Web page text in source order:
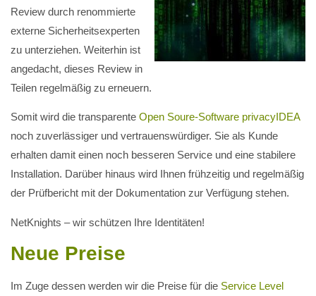
Review durch renommierte
externe Sicherheitsexperten
zu unterziehen. Weiterhin ist
angedacht, dieses Review in
Teilen regelmäßig zu erneuern.
Somit wird die transparente Open Soure-Software privacyIDEA
noch zuverlässiger und vertrauenswürdiger. Sie als Kunde
erhalten damit einen noch besseren Service und eine stabilere
Installation. Darüber hinaus wird Ihnen frühzeitig und regelmäßig
der Prüfbericht mit der Dokumentation zur Verfügung stehen.
NetKnights – wir schützen Ihre Identitäten!
Neue Preise
Im Zuge dessen werden wir die Preise für die Service Level